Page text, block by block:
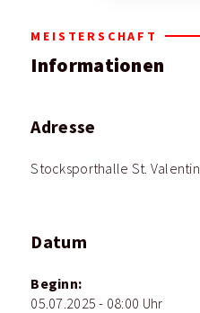
MEISTERSCHAFT
Informationen
Adresse
Stocksporthalle St. Valentin
Datum
Beginn:
05.07.2025 - 08:00 Uhr